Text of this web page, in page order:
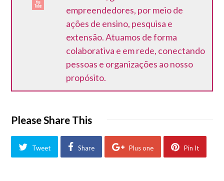
empreendedores, por meio de
ações de ensino, pesquisa e
extensão. Atuamos de forma
colaborativa e em rede, conectando
pessoas e organizações ao nosso
propósito.
Please Share This
Tweet Share Plus one Pin It